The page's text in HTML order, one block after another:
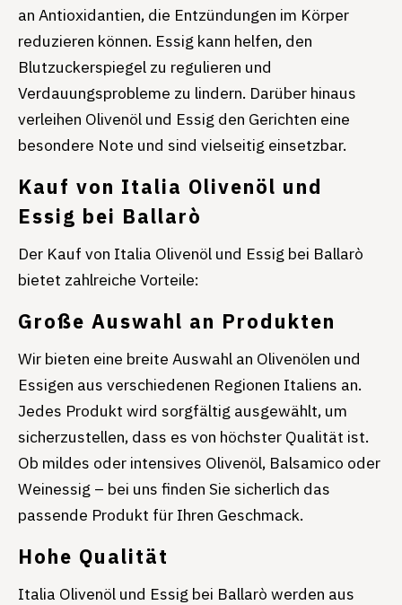
an Antioxidantien, die Entzündungen im Körper
reduzieren können. Essig kann helfen, den
Blutzuckerspiegel zu regulieren und
Verdauungsprobleme zu lindern. Darüber hinaus
verleihen Olivenöl und Essig den Gerichten eine
besondere Note und sind vielseitig einsetzbar.
Kauf von Italia Olivenöl und
Essig bei Ballarò
Der Kauf von Italia Olivenöl und Essig bei Ballarò
bietet zahlreiche Vorteile:
Große Auswahl an Produkten
Wir bieten eine breite Auswahl an Olivenölen und
Essigen aus verschiedenen Regionen Italiens an.
Jedes Produkt wird sorgfältig ausgewählt, um
sicherzustellen, dass es von höchster Qualität ist.
Ob mildes oder intensives Olivenöl, Balsamico oder
Weinessig – bei uns finden Sie sicherlich das
passende Produkt für Ihren Geschmack.
Hohe Qualität
Italia Olivenöl und Essig bei Ballarò werden aus